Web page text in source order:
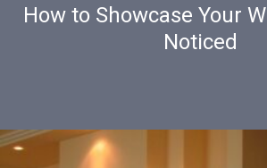
How to Showcase Your
Noticed